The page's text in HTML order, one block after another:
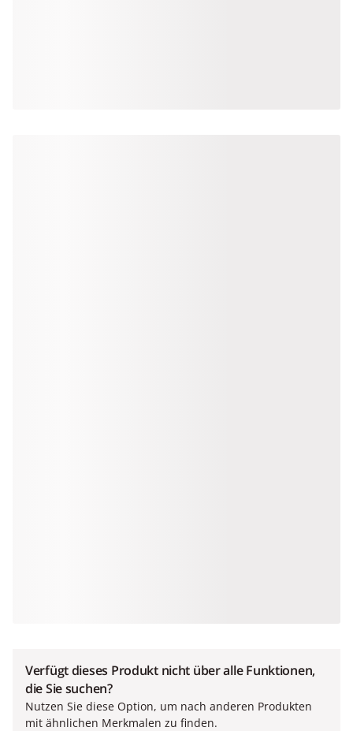
Verfügt dieses Produkt nicht über alle Funktionen,
die Sie suchen?
Nutzen Sie diese Option, um nach anderen Produkten
mit ähnlichen Merkmalen zu finden.